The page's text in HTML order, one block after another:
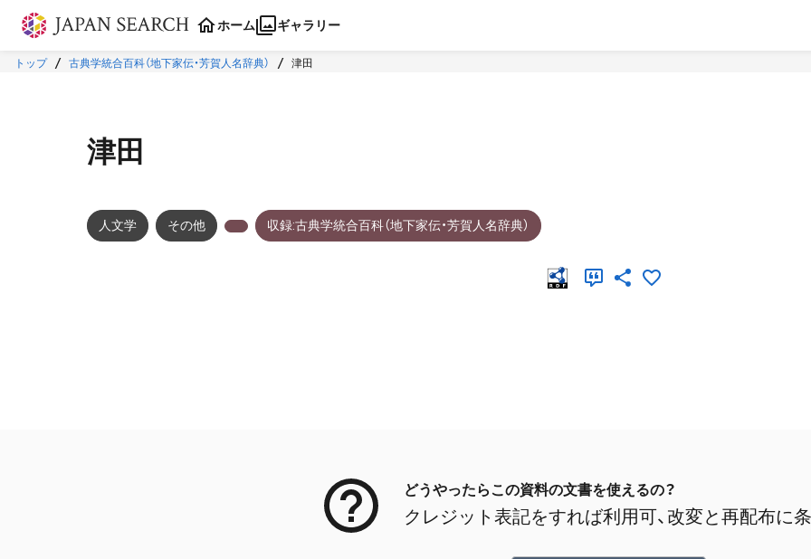
本文に飛ぶ
ホーム ギャラリー
トップ 古典学統合百科（地下家伝・芳賀人名辞典） 津田
津田
人文学 その他 収録:古典学統合百科（地下家伝・芳賀人名辞典）
どうやったらこの資料の文書を使えるの？
クレジット表記をすれば利用可、改変と再配布に